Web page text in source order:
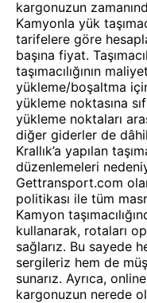
kargonuzun
Kamyonla yük
tarifelere göre
başına fiyat.
taşımacılığının
yükleme/boşaltma
yükleme noktasına
yükleme noktaları
diğer giderler de
Krallık’a yapılan
düzenlemeleri
Gettransport.com
politikası ile tüm
Kamyon
kullanarak, rotaları
sağlarız. Bu sayede
sergileriz hem de
sunarız. Ayrıca,
kargonuzun nerede